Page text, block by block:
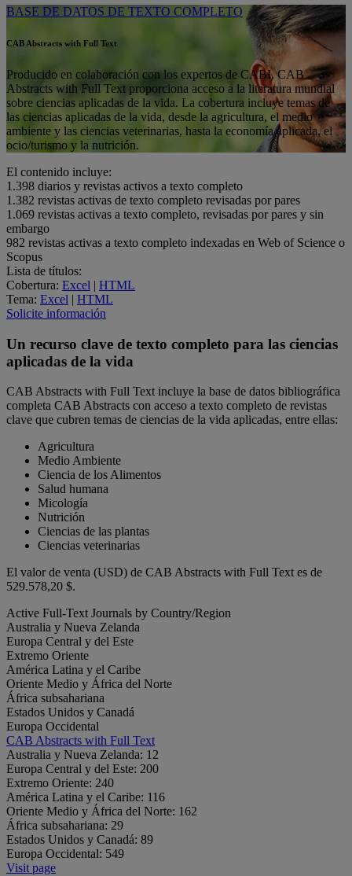
BASE DE DATOS DE TEXTO COMPLETO
CAB Abstracts with Full Text
Producido en colaboración con los expertos de CABI, CAB
Abstracts with Full Text proporciona acceso a la literatura mundial
sobre ciencias aplicadas de la vida. La cobertura incluye temas de
las ciencias aplicadas de la vida, desde la agricultura, el medio
ambiente y las ciencias veterinarias, hasta la economía aplicada, el
ocio/turismo y la nutrición.
El contenido incluye:
1.398 diarios y revistas activos a texto completo
1.382 revistas activas de texto completo revisadas por pares
1.069 revistas activas a texto completo, revisadas por pares y sin
embargo
982 revistas activas a texto completo indexadas en Web of Science o
Scopus
Lista de títulos:
Cobertura: Excel | HTML
Tema: Excel | HTML
Solicite información
Un recurso clave de texto completo para las ciencias
aplicadas de la vida
CAB Abstracts with Full Text incluye la base de datos bibliográfica
completa CAB Abstracts con acceso a texto completo de revistas
clave que cubren temas de ciencias de la vida aplicadas, entre ellas:
Agricultura
Medio Ambiente
Ciencia de los Alimentos
Salud humana
Micología
Nutrición
Ciencias de las plantas
Ciencias veterinarias
El valor de venta (USD) de CAB Abstracts with Full Text es de
529.578,20 $.
Active Full-Text Journals by Country/Region
Australia y Nueva Zelanda
Europa Central y del Este
Extremo Oriente
América Latina y el Caribe
Oriente Medio y África del Norte
África subsahariana
Estados Unidos y Canadá
Europa Occidental
CAB Abstracts with Full Text
Australia y Nueva Zelanda: 12
Europa Central y del Este: 200
Extremo Oriente: 240
América Latina y el Caribe: 116
Oriente Medio y África del Norte: 162
África subsahariana: 29
Estados Unidos y Canadá: 89
Europa Occidental: 549
Visit page